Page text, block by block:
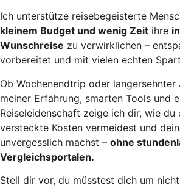
Ich unterstütze reisebegeisterte
kleinem Budget und wenig Zeit ihre
Wunschreise zu verwirklichen –
vorbereitet und mit vielen echten
Ob Wochenendtrip oder langersehnter
meiner Erfahrung, smarten Tools und
Reiseleidenschaft zeige ich dir, wie du
versteckte Kosten vermeidest und
unvergesslich machst – ohne
Vergleichsportalen.
Stell dir vor, du müsstest dich um